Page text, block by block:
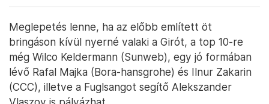
Meglepetés lenne, ha az előbb említett öt
bringáson kívül nyerné valaki a Girót, a top 10-re
még Wilco Keldermann (Sunweb), egy jó formában
lévő Rafal Majka (Bora-hansgrohe) és Ilnur Zakarin
(CCC), illetve a Fuglsangot segítő Alekszander